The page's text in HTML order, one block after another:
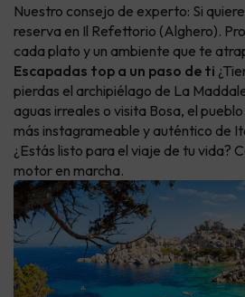
Nuestro consejo de experto: Si
reserva en Il Refettorio (Alghero).
cada plato y un ambiente que te
Escapadas top a un paso de ti
pierdas el archipiélago de La
aguas irreales o visita Bosa, el
más instagrameable y auténtico de
¿Estás listo para el viaje de tu vida?
motor en marcha.